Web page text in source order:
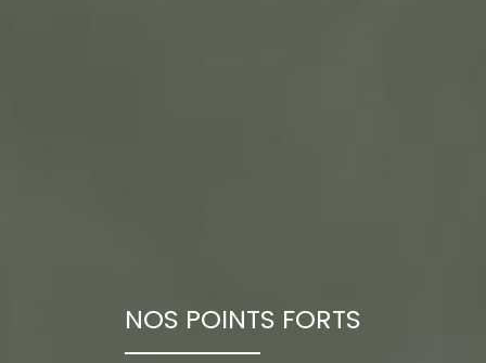
NOS POINTS FORTS